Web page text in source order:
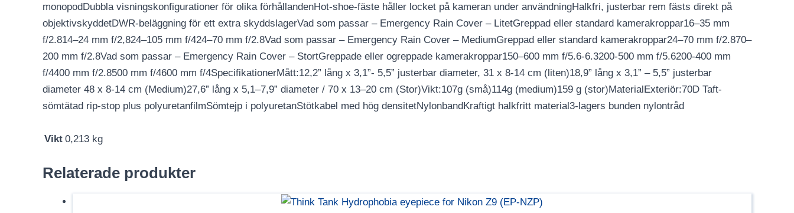
monopodDubbla visningskonfigurationer för olika förhållandenHot-shoe-fäste håller locket på kameran under användningHalkfri, justerbar rem fästs direkt på
objektivskyddetDWR-beläggning för ett extra skyddslagerVad som passar – Emergency Rain Cover – LitetGreppad eller standard kamerakroppar16–35 mm
f/2.814–24 mm f/2,824–105 mm f/424–70 mm f/2.8Vad som passar – Emergency Rain Cover – MediumGreppad eller standard kamerakroppar24–70 mm f/2.870–
200 mm f/2.8Vad som passar – Emergency Rain Cover – StortGreppade eller ogreppade kamerakroppar150–600 mm f/5.6-6.3200-500 mm f/5.6200-400 mm
f/4400 mm f/2.8500 mm f/4600 mm f/4SpecifikationerMått:12,2” lång x 3,1”- 5,5” justerbar diameter, 31 x 8-14 cm (liten)18,9” lång x 3,1” – 5,5” justerbar
diameter 48 x 8-14 cm (Medium)27,6” lång x 5,1–7,9” diameter / 70 x 13–20 cm (Stor)Vikt:107g (små)114g (medium)159 g (stor)MaterialExteriör:70D Taft-
sömtätad rip-stop plus polyuretanfilmSömtejp i polyuretanStötkabel med hög densitetNylonbandKraftigt halkfritt material3-lagers bunden nylontråd
Vikt 0,213 kg
Relaterade produkter